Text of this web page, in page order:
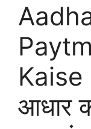
Kaise
आधार